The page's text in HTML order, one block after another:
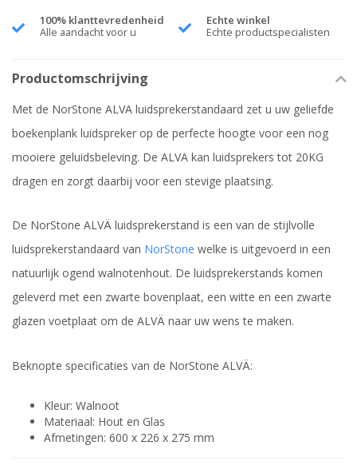
100% klanttevredenheid
Alle aandacht voor u
Echte winkel
Echte productspecialisten
Productomschrijving
Met de NorStone ALVA luidsprekerstandaard zet u uw geliefde
boekenplank luidspreker op de perfecte hoogte voor een nog
mooiere geluidsbeleving. De ALVA kan luidsprekers tot 20KG
dragen en zorgt daarbij voor een stevige plaatsing.
De NorStone ALVÄ luidsprekerstand is een van de stijlvolle
luidsprekerstandaard van NorStone welke is uitgevoerd in een
natuurlijk ogend walnotenhout. De luidsprekerstands komen
geleverd met een zwarte bovenplaat, een witte en een zwarte
glazen voetplaat om de ALVÄ naar uw wens te maken.
Beknopte specificaties van de NorStone ALVÄ:
Kleur: Walnoot
Materiaal: Hout en Glas
Afmetingen: 600 x 226 x 275 mm